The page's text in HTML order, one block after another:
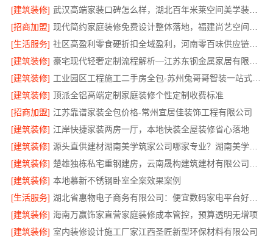
[建筑装修]
武汉高端家装口碑怎么样，湖北百年米莱空间美学装饰材料有限公司
[招商加盟]
[生活服务]
社区高盈利零食硬折扣全域盈利，河南零百味供应链有限公司
[建筑装修]
[建筑装修]
工业园区工程施工二手房全包-苏州兔哥哥智装一站式服务
[建筑装修] 顶派全铝高端定制家庭装修个性定制收费标准
[招商加盟] 江苏靠谱家装全包价格-常州宜居佳装饰工程有限公司
[建筑装修] 江岸快捷家装两房一厅，本地快装全屋装修省心落地
[建筑装修]
源头直供建材湖南美学筑家公司哪家专业？湖南美学筑家建材有限公司
[建筑装修]
[建筑装修] 本地慕新不锈钢卧室全案效果案例
[生活服务]
湖北省惠物电子商务有限公司：便宜数码家电平台好不好
[建筑装修] 海南万赢饰家直营家庭装修成本管控，预算透明无增项
[建筑装修] 室内装修设计施工厂家江西圣匠新型环保材料有限公司